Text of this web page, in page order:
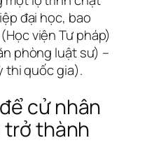
đại học, bao
viện Tư pháp)
phòng luật sư) –
thi quốc gia).
cử nhân
trở thành